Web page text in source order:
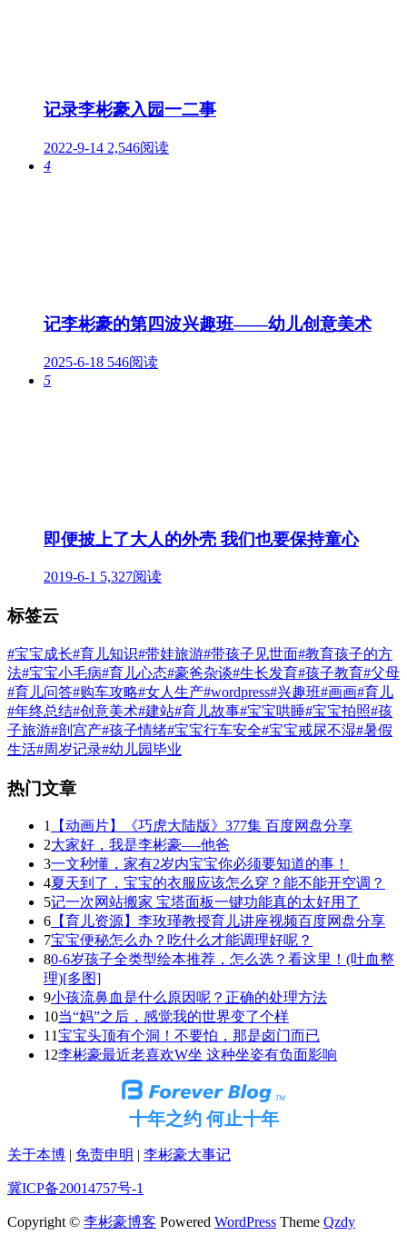
记录李彬豪入园一二事
2022-9-14 2,546阅读
4
记李彬豪的第四波兴趣班——幼儿创意美术
2025-6-18 546阅读
5
即便披上了大人的外壳 我们也要保持童心
2019-6-1 5,327阅读
标签云
#宝宝成长#育儿知识#带娃旅游#带孩子见世面#教育孩子的方
法#宝宝小毛病#育儿心态#豪爸杂谈#生长发育#孩子教育#父母
#育儿问答#购车攻略#女人生产#wordpress#兴趣班#画画#育儿
#年终总结#创意美术#建站#育儿故事#宝宝哄睡#宝宝拍照#孩
子旅游#剖宫产#孩子情绪#宝宝行车安全#宝宝戒尿不湿#暑假
生活#周岁记录#幼儿园毕业
热门文章
1
【动画片】《巧虎大陆版》377集 百度网盘分享
2大家好，我是李彬豪—-他爸
3一文秒懂，家有2岁内宝宝你必须要知道的事！
4夏天到了，宝宝的衣服应该怎么穿？能不能开空调？
5记一次网站搬家 宝塔面板一键功能真的太好用了
6 【育儿资源】李玫瑾教授育儿讲座视频百度网盘分享
7宝宝便秘怎么办？吃什么才能调理好呢？
80-6岁孩子全类型绘本推荐，怎么选？看这里！(吐血整
理)[多图]
9小孩流鼻血是什么原因呢？正确的处理方法
10当“妈”之后，感觉我的世界变了个样
11宝宝头顶有个洞！不要怕，那是卤门而已
12李彬豪最近老喜欢W坐 这种坐姿有负面影响
十年之约 何止十年
关于本博 | 免责申明 | 李彬豪大事记
冀ICP备20014757号-1
Copyright © 李彬豪博客 Powered WordPress Theme Qzdy